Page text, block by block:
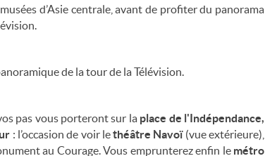
d’Asie centrale, avant de profiter du panorama
de la tour de la Télévision.
pas vous porteront sur la place de l'Indépendance,
: l’occasion de voir lethéâtre Navoï (vue extérieure),
au Courage. Vous emprunterez enfin le métro